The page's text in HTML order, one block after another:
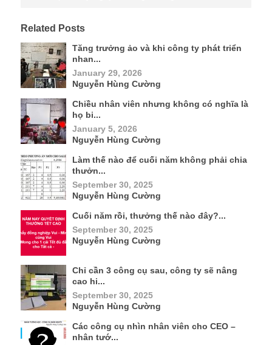
Related Posts
Tăng trưởng ảo và khi công ty phát triển
nhan...
January 29, 2026
Nguyễn Hùng Cường
Chiều nhân viên nhưng không có nghĩa là
họ bi...
January 5, 2026
Nguyễn Hùng Cường
Làm thế nào để cuối năm không phải chia
thưởn...
September 30, 2025
Nguyễn Hùng Cường
Cuối năm rồi, thưởng thế nào đây?...
September 30, 2025
Nguyễn Hùng Cường
Chỉ cần 3 công cụ sau, công ty sẽ nâng
cao hi...
September 30, 2025
Nguyễn Hùng Cường
Các công cụ nhìn nhân viên cho CEO –
nhân tướ...